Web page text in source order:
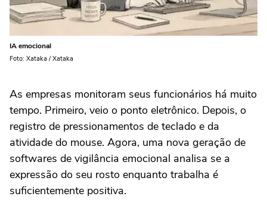
IA emocional
Foto: Xataka / Xataka
As empresas monitoram seus funcionários há muito
tempo. Primeiro, veio o ponto eletrônico. Depois, o
registro de pressionamentos de teclado e da
atividade do mouse. Agora, uma nova geração de
softwares de vigilância emocional analisa se a
expressão do seu rosto enquanto trabalha é
suficientemente positiva.